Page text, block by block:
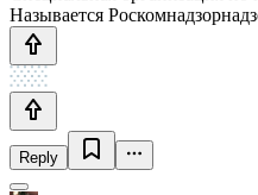
Называется
Reply